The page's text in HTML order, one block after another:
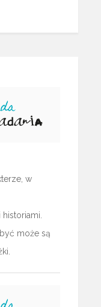
w
może są